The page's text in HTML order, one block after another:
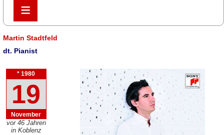
≡
≡
Martin Stadtfeld
dt. Pianist
* 1980
19
November
vor 46 Jahren
in Koblenz